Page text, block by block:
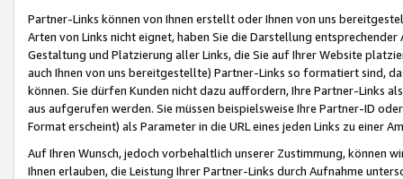
Partner-Links können von Ihnen erstellt oder Ihnen von uns
Arten von Links nicht eignet, haben Sie die Darstellung
Gestaltung und Platzierung aller Links, die Sie auf Ihrer Website
auch Ihnen von uns bereitgestellte) Partner-Links so formatiert sind,
können. Sie dürfen Kunden nicht dazu auffordern, Ihre Partner-Links
aus aufgerufen werden. Sie müssen beispielsweise Ihre Partner-ID
Format erscheint) als Parameter in die URL eines jeden Links zu einer
Auf Ihren Wunsch, jedoch vorbehaltlich unserer Zustimmung, können
Ihnen erlauben, die Leistung Ihrer Partner-Links durch Aufnahme